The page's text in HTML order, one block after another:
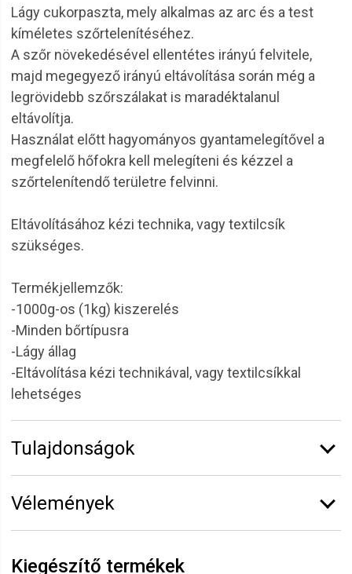
Lágy cukorpaszta, mely alkalmas az arc és a test
kíméletes szőrtelenítéséhez.
A szőr növekedésével ellentétes irányú felvitele,
majd megegyező irányú eltávolítása során még a
legrövidebb szőrszálakat is maradéktalanul
eltávolítja.
Használat előtt hagyományos gyantamelegítővel a
megfelelő hőfokra kell melegíteni és kézzel a
szőrtelenítendő területre felvinni.
Eltávolításához kézi technika, vagy textilcsík
szükséges.
Termékjellemzők:
-1000g-os (1kg) kiszerelés
-Minden bőrtípusra
-Lágy állag
-Eltávolítása kézi technikával, vagy textilcsíkkal
lehetséges
Tulajdonságok
Kiszerelés:
Vélemények
Kiegészítő termékek